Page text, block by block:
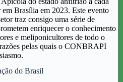
em Brasília em 2023. Este evento
traz consigo uma série de
enriquecer o conhecimento
e meliponicultores de todo o
pelas quais o CONBRAPI
do Brasil